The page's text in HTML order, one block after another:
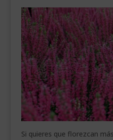
Si quieres que florezcan